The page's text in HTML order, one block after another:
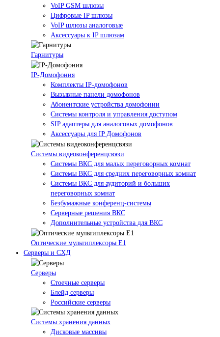
VoIP GSM шлюзы
Цифровые IP шлюзы
VoIP шлюзы аналоговые
Аксессуары к IP шлюзам
Гарнитуры
IP-Домофония
Комплекты IP-домофонов
Вызывные панели домофонов
Абонентские устройства домофонии
Системы контроля и управления доступом
SIP адаптеры для аналоговых домофонов
Аксессуары для IP Домофонов
Системы видеоконференцсвязи
Системы ВКС для малых переговорных комнат
Системы ВКС для средних переговорных комнат
Системы ВКС для аудиторий и больших
переговорных комнат
Безбумажные конференц-системы
Серверные решения ВКС
Дополнительные устройства для ВКС
Оптические мультиплексоры Е1
Серверы и СХД
Серверы
Стоечные серверы
Блейд серверы
Российские серверы
Системы хранения данных
Дисковые массивы